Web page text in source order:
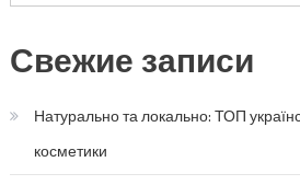
Свежие записи
Натурально та локально: ТОП
косметики